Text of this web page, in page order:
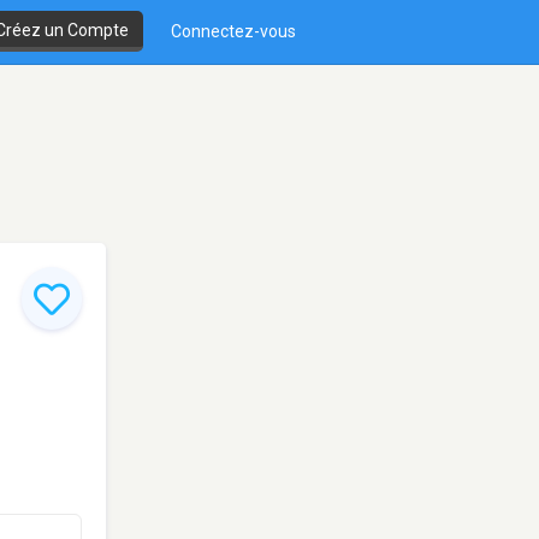
un Compte Connectez-vous